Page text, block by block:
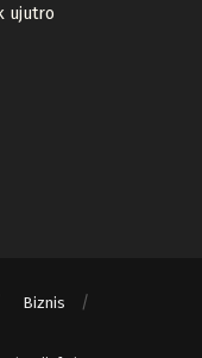
ujutro
Biznis